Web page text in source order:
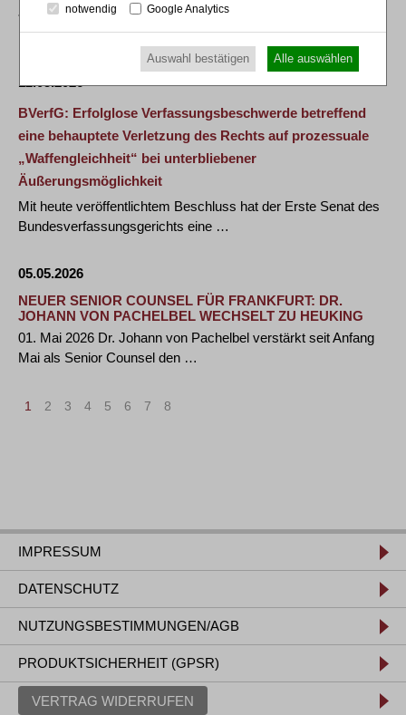
• Wissenschaftliche und journalistische Arbeiten zu
Restrukturierungen und Insolvenzen können …
12.05.2026
BVerfG: Erfolglose Verfassungsbeschwerde betreffend
eine behauptete Verletzung des Rechts auf prozessuale
„Waffengleichheit“ bei unterbliebener
Äußerungsmöglichkeit
Mit heute veröffentlichtem Beschluss hat der Erste Senat des
Bundesverfassungsgerichts eine …
05.05.2026
NEUER SENIOR COUNSEL FÜR FRANKFURT: DR.
JOHANN VON PACHELBEL WECHSELT ZU HEUKING
01. Mai 2026 Dr. Johann von Pachelbel verstärkt seit Anfang
Mai als Senior Counsel den …
1 2 3 4 5 6 7 8
IMPRESSUM
DATENSCHUTZ
NUTZUNGSBESTIMMUNGEN/AGB
PRODUKTSICHERHEIT (GPSR)
VERTRAG WIDERRUFEN
notwendig Google Analytics
Auswahl bestätigen Alle auswählen